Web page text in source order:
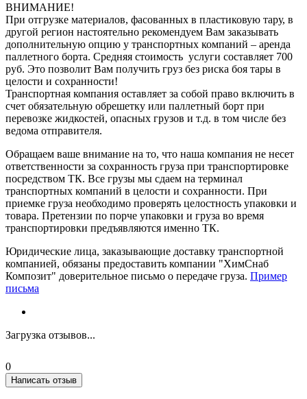
ВНИМАНИЕ!
При отгрузке материалов, фасованных в пластиковую тару, в
другой регион настоятельно рекомендуем Вам заказывать
дополнительную опцию у транспортных компаний – аренда
паллетного борта. Средняя стоимость услуги составляет 700
руб. Это позволит Вам получить груз без риска боя тары в
целости и сохранности!
Транспортная компания оставляет за собой право включить в
счет обязательную обрешетку или паллетный борт при
перевозке жидкостей, опасных грузов и т.д. в том числе без
ведома отправителя.
Обращаем ваше внимание на то, что наша компания не несет
ответственности за сохранность груза при транспортировке
посредством ТК. Все грузы мы сдаем на терминал
транспортных компаний в целости и сохранности. При
приемке груза необходимо проверять целостность упаковки и
товара. Претензии по порче упаковки и груза во время
транспортировки предъявляются именно ТК.
Юридические лица, заказывающие доставку транспортной
компанией, обязаны предоставить компании "ХимСнаб
Композит" доверительное письмо о передаче груза. Пример
письма
Загрузка отзывов...
0
Написать отзыв